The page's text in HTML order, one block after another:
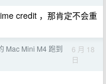
credit ，那肯定不会重
Mac Mini M4 跑到
6 月 18
日